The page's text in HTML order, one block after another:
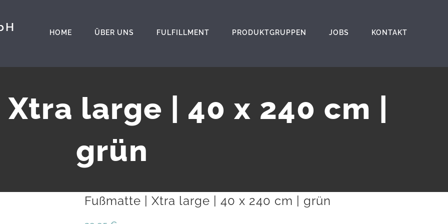
HOME ÜBER UNS FULFILLMENT PRODUKTGRUPPEN JOBS KONTAKT
large | 40 x 240 cm |
grün
Fußmatte | Xtra large | 40 x 240 cm | grün